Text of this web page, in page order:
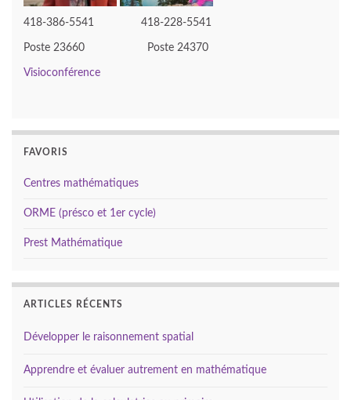
418-386-5541 418-228-5541
Poste 23660 Poste 24370
Visioconférence
FAVORIS
Centres mathématiques
ORME (présco et 1er cycle)
Prest Mathématique
ARTICLES RÉCENTS
Développer le raisonnement spatial
Apprendre et évaluer autrement en mathématique